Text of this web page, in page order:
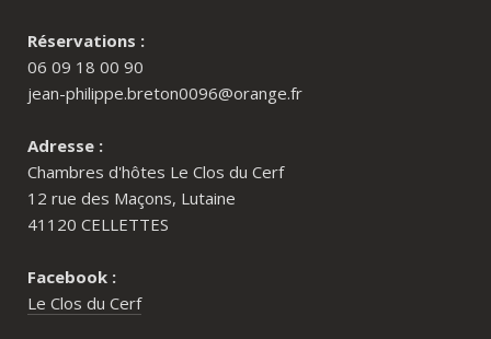
Réservations :
06 09 18 00 90
jean-philippe.breton0096@orange.fr
Adresse :
Chambres d'hôtes Le Clos du Cerf
12 rue des Maçons, Lutaine
41120 CELLETTES
Facebook :
Le Clos du Cerf